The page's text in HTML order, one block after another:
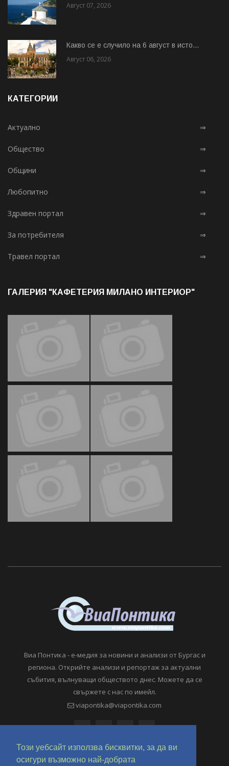
Този уебсайт използва бисквитки, за да ви
осигури възможно най-добрата
Август 07, 2026
Какво се е случило на 6 август в исто...
Август 06, 2026
КАТЕГОРИИ
Актуално ⇒
Общество ⇒
Общини ⇒
Любопитно ⇒
Здравен портал ⇒
За потребителя ⇒
Травел портал ⇒
ГАЛЕРИЯ "КАФЕТЕРИЯ МИЛАНО ИНТЕРИОР"
Виа Понтика - е-медия за новини и анализи от Бургас и
региона. Открийте анализи и репортаж за актуални
събития, вълнуващи обществото днес. Можете да се
свържете с нас по имейл.
viapontika@viapontika.com